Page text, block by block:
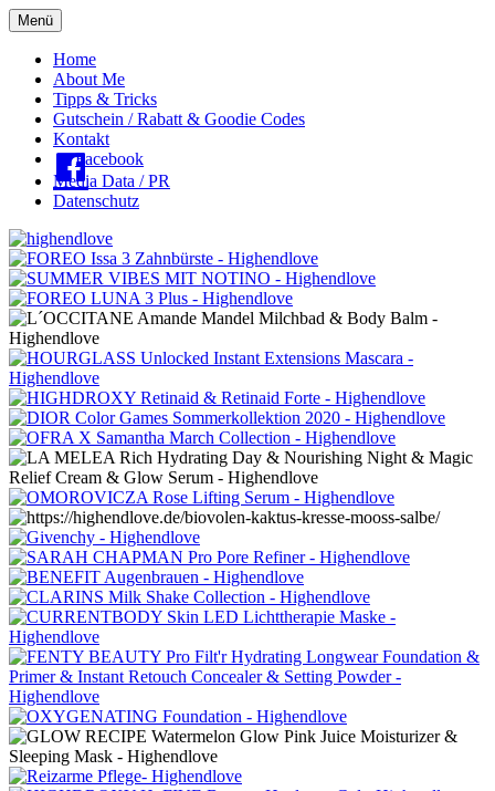
Menü
Oberes
Menü
Home
About Me
Tipps & Tricks
Gutschein / Rabatt & Goodie Codes
Kontakt
Facebook
Media Data / PR
Datenschutz